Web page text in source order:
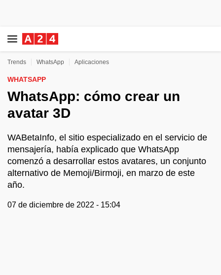
Trends WhatsApp Aplicaciones
WHATSAPP
WhatsApp: cómo crear un
avatar 3D
WABetaInfo, el sitio especializado en el servicio de
mensajería, había explicado que WhatsApp
comenzó a desarrollar estos avatares, un conjunto
alternativo de Memoji/Birmoji, en marzo de este
año.
07 de diciembre de 2022 - 15:04